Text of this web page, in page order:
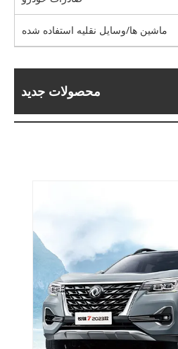
ماشین ها/وسایل نقلیه استفاده شده
محصولات جدید